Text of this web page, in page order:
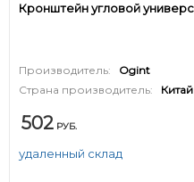
Кронштейн угловой
Производитель:
Ogint
Страна производитель:
Китай
502 РУБ.
удаленный склад